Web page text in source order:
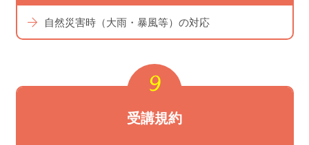
自然災害時（大雨・暴風等）の対応
受講規約